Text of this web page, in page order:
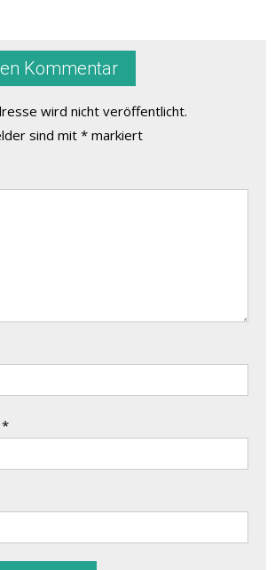
Kommentar
wird nicht veröffentlicht.
sind mit * markiert
*